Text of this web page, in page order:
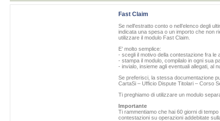
Fast Claim
Se nell'estratto conto o nell’elenco degli
indicata una spesa o un importo che non
utilizzare il modulo Fast Claim.
E’ molto semplice:
- scegli il motivo della contestazione fra le
- stampa il modulo, compilalo in ogni sua
- invialo, insieme agli eventuali allegati, al
Se preferisci, la stessa documentazione
CartaSi – Ufficio Dispute Titolari – Corso
Ti preghiamo di utilizzare un modulo
Importante
Ti rammentiamo che hai 60 giorni di
contestazioni su operazioni addebitate